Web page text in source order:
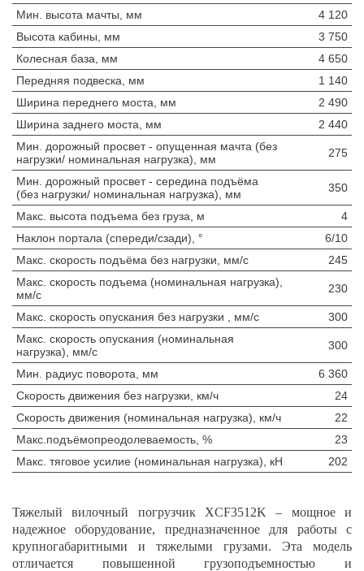
Мин. высота мачты, мм
4 120
Высота кабины, мм
3 750
Колесная база, мм
4 650
Передняя подвеска, мм
1 140
Ширина переднего моста, мм
2 490
Ширина заднего моста, мм
2 440
Мин. дорожный просвет - опущенная мачта (без
нагрузки/ номинальная нагрузка), мм
275
Мин. дорожный просвет - середина подъёма
(без нагрузки/ номинальная нагрузка), мм
350
Макс. высота подъема без груза, м
4
Наклон портала (спереди/сзади), °
6/10
Макс. скорость подъёма без нагрузки, мм/с
245
Макс. скорость подъема (номинальная нагрузка),
мм/с
230
Макс. скорость опускания без нагрузки , мм/с
300
Макс. скорость опускания (номинальная
нагрузка), мм/с
300
Мин. радиус поворота, мм
6 360
Скорость движения без нагрузки, км/ч
24
Скорость движения (номинальная нагрузка), км/ч
22
Макс.подъёмопреодолеваемость, %
23
Макс. тяговое усилие (номинальная нагрузка), кН
202
Тяжелый вилочный погрузчик XCF3512K – мощное и
надежное оборудование, предназначенное для работы с
крупногабаритными и тяжелыми грузами. Эта модель
отличается повышенной грузоподъемностью и